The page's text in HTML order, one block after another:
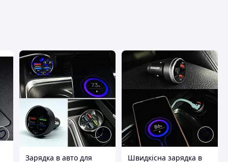
Зарядка в авто для
Швидкісна зарядка в